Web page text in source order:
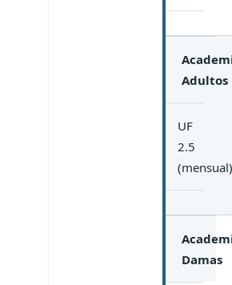
Adultos
UF
2.5
(mensual)
Damas